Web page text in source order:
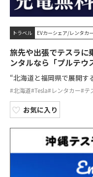
トラベル EVカーシェア/レンタカー
旅先や出張でテスラに
ンタルなら「プルテウ
“北海道と福岡県で展開す
#北海道#Tesla#レンタカー#テ
お気に入り